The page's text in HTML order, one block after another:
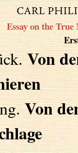
Essay on the
Von
Von